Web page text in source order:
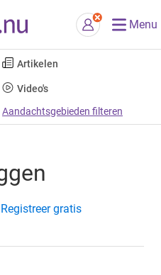
Menu
Artikelen
Video's
Aandachtsgebieden filteren
Registreer gratis